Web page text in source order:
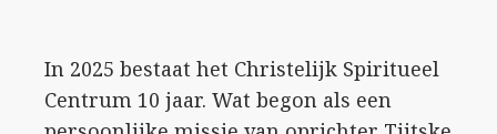
In 2025 bestaat het Christelijk Spiritueel
Centrum 10 jaar. Wat begon als een